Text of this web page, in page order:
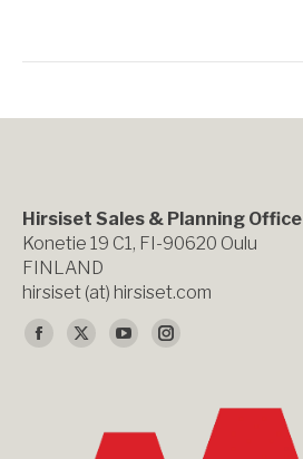
Hirsiset Sales & Planning Office
Konetie 19 C1, FI-90620 Oulu
FINLAND
hirsiset (at) hirsiset.com
找到我们：
Facebook
X
opens
YouTube
opens
Instagram
opens